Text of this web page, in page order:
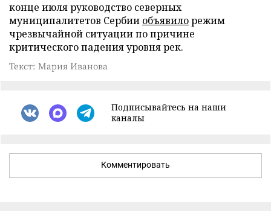
конце июля руководство северных
муниципалитетов Сербии объявилорежим
чрезвычайной ситуации по причине
критического падения уровня рек.
Текст: Мария Иванова
Подписывайтесь на наши
каналы
Комментировать